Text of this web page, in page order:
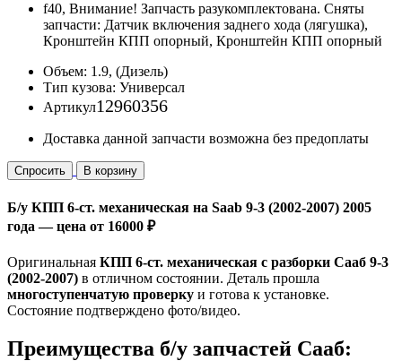
f40, Внимание! Запчасть разукомплектована. Сняты
запчасти: Датчик включения заднего хода (лягушка),
Кронштейн КПП опорный, Кронштейн КПП опорный
Объем: 1.9, (Дизель)
Тип кузова: Универсал
Артикул12960356
Доставка данной запчасти возможна без предоплаты
Спросить В корзину
Б/у КПП 6-ст. механическая на Saab 9-3 (2002-2007) 2005
года — цена от 16000 ₽
Оригинальная КПП 6-ст. механическая с разборки Сааб 9-3
(2002-2007) в отличном состоянии. Деталь прошла
многоступенчатую проверку и готова к установке.
Состояние подтверждено фото/видео.
Преимущества б/у запчастей Сааб: